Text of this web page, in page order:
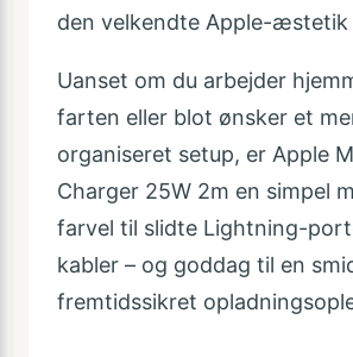
den velkendte Apple-æstetik
Uanset om du arbejder
farten eller blot ønsker et
organiseret setup, er Apple
Charger 25W 2m en simpel
farvel til slidte Lightning-
kabler – og goddag til en
fremtidssikret